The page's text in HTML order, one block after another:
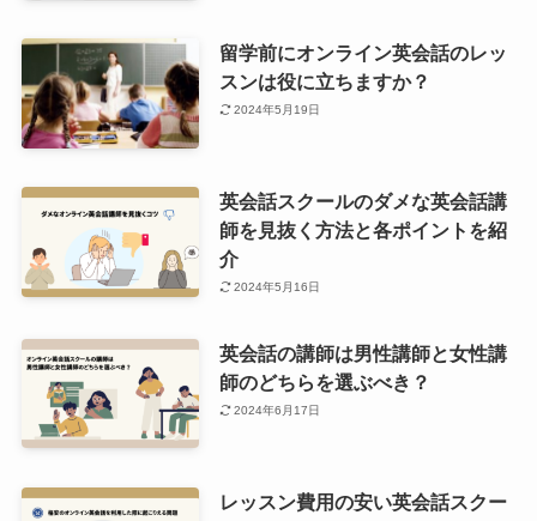
留学前にオンライン英会話のレッ
スンは役に立ちますか？
2024年5月19日
英会話スクールのダメな英会話講
師を見抜く方法と各ポイントを紹
介
2024年5月16日
英会話の講師は男性講師と女性講
師のどちらを選ぶべき？
2024年6月17日
レッスン費用の安い英会話スクー